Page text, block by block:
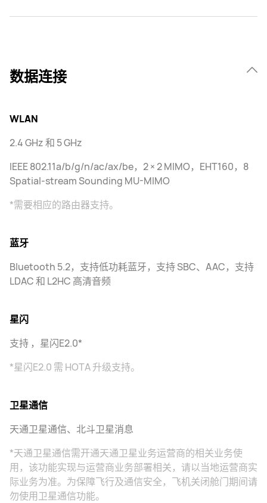
数据连接
WLAN
2.4 GHz 和 5 GHz
IEEE 802.11a/b/g/n/ac/ax/be，2 × 2 MIMO，EHT160，8
Spatial-stream Sounding MU-MIMO
*需要相应的路由器支持。
蓝牙
Bluetooth 5.2，支持低功耗蓝牙，支持 SBC、AAC，支持
LDAC 和 L2HC 高清音频
星闪
支持 ，星闪E2.0*
*星闪E2.0 需 HOTA 升级支持。
卫星通信
天通卫星通信、北斗卫星消息
*天通卫星通信需开通天通卫星业务运营商的相关业务使
用，该功能实现与运营商业务部署相关，请以当地运营商实
际业务为准。为保障飞行及通信安全，飞机关闭舱门期间请
勿使用卫星通信功能。